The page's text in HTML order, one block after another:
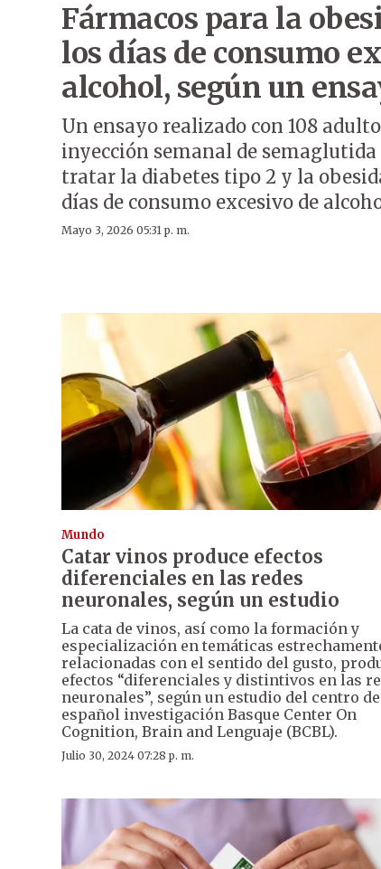
Fármacos para la
los días de consumo
alcohol, según un
Un ensayo realizado con 108
inyección semanal de
tratar la diabetes tipo 2 y la
días de consumo excesivo de
Mayo 3, 2026 05:31 p. m.
Mundo
Catar vinos produce efectos
diferenciales en las redes
neuronales, según un estudio
La cata de vinos, así como la formación y
especialización en temáticas
relacionadas con el sentido del gusto,
efectos “diferenciales y distintivos en las
neuronales”, según un estudio del centro de
español investigación Basque Center On
Cognition, Brain and Lenguaje (BCBL).
Julio 30, 2024 07:28 p. m.